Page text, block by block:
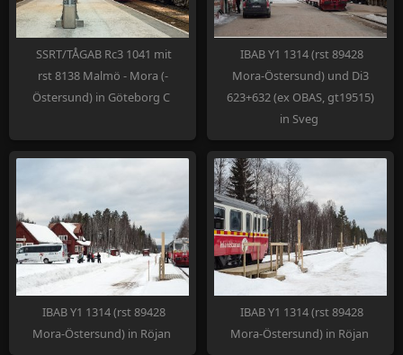
SSRT/TÅGAB Rc3 1041 mit
rst 8138 Malmö - Mora (-
Östersund) in Göteborg C
IBAB Y1 1314 (rst 89428
Mora-Östersund) und Di3
623+632 (ex OBAS, gt19515)
in Sveg
IBAB Y1 1314 (rst 89428
Mora-Östersund) in Röjan
IBAB Y1 1314 (rst 89428
Mora-Östersund) in Röjan